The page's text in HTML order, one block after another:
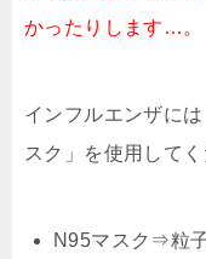
かったりします…。
インフルエンザに
スク」を使用してく
N95マスク⇒粒